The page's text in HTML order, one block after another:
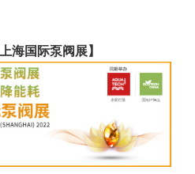
海国际泵阀展】